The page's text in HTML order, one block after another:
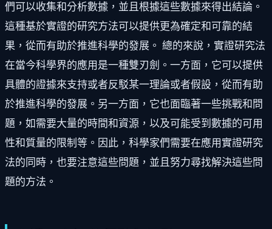
們可以收集和分析數據，並且根據這些數據來得出結論。
這種基於實證的研究方法可以提供更為確定和可靠的結
果，從而有助於推進科學的發展。 總的來說，實證研究法
在當今科學界的應用是一種雙刃劍。一方面，它可以提供
具體的證據來支持或者反駁某一理論或者假設，從而有助
於推進科學的發展。另一方面，它也面臨著一些挑戰和問
題，如需要大量的時間和資源，以及可能受到數據的可用
性和質量的限制等。因此，科學家們需要在應用實證研究
法的同時，也要注意這些問題，並且努力尋找解決這些問
題的方法。